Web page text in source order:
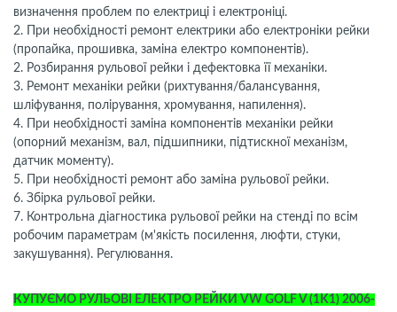
визначення проблем по електриці і електроніці.
2. При необхідності ремонт електрики або електроніки рейки
(пропайка, прошивка, заміна електро компонентів).
2. Розбирання рульової рейки і дефектовка її механіки.
3. Ремонт механіки рейки (рихтування/балансування,
шліфування, полірування, хромування, напилення).
4. При необхідності заміна компонентів механіки рейки
(опорний механізм, вал, підшипники, підтискної механізм,
датчик моменту).
5. При необхідності ремонт або заміна рульової рейки.
6. Збірка рульової рейки.
7. Контрольна діагностика рульової рейки на стенді по всім
робочим параметрам (м'якість посилення, люфти, стуки,
закушування). Регулювання.
КУПУЄМО РУЛЬОВІ ЕЛЕКТРО РЕЙКИ VW GOLF V (1K1) 2006-